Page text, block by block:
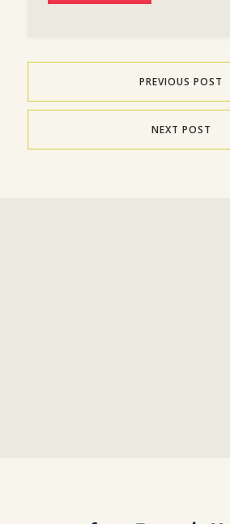
PREVIOUS POST
NEXT POST